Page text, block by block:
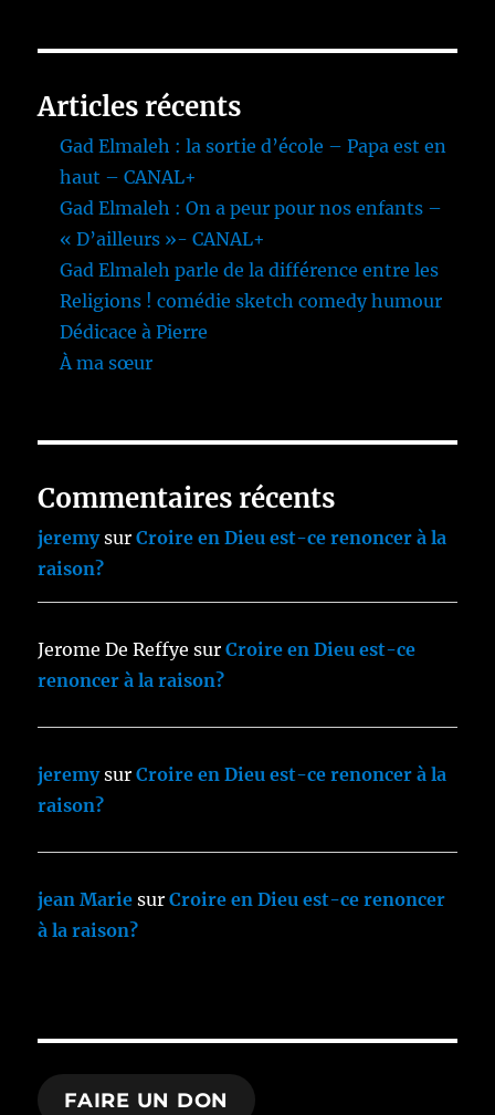
Articles récents
Gad Elmaleh : la sortie d’école – Papa est en
haut – CANAL+
Gad Elmaleh : On a peur pour nos enfants –
« D’ailleurs »- CANAL+
Gad Elmaleh parle de la différence entre les
Religions ! comédie sketch comedy humour
Dédicace à Pierre
À ma sœur
Commentaires récents
jeremysurCroire en Dieu est-ce renoncer à la
raison?
Jerome De Reffye surCroire en Dieu est-ce
renoncer à la raison?
jeremysurCroire en Dieu est-ce renoncer à la
raison?
jean Marie surCroire en Dieu est-ce renoncer
à la raison?
FAIRE UN DON